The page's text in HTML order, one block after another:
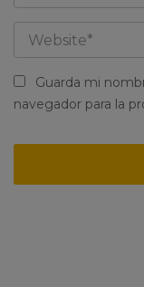
Guarda mi
navegador para la